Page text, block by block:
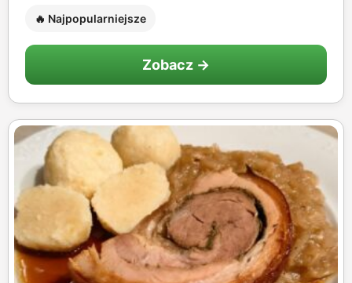
🔥 Najpopularniejsze
Zobacz →